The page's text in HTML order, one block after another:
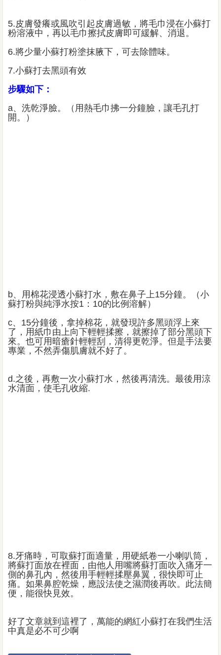
5.皮膚發癢或風吹引起皮膚過敏，將毛巾浸在小蘇打
粉溶液中，再以毛巾擦拭皮膚即可緩解、消退。
6.將少量小蘇打粉塗抹腋下，可去除體味。
7.小蘇打去黑頭有效
步驟如下：
a、洗乾淨臉。（用熱毛巾拂一分鐘臉，讓毛孔打
開。）
b、用棉花浸透小蘇打水，敷在鼻子上15分鐘。（小
蘇打粉與純淨水按1：10的比例溶解）
c、15分鐘後，拿掉棉花，就發現許多黑頭浮上來
了，用紙巾由上向下輕輕揉擦，就擦掉了部分黑頭下
來。也可用暗瘡針輕輕刮，清得更乾淨。但是手法要
專業，不然弄傷肌膚就不好了。
d.之後，再敷一次小蘇打水，然後再清洗。最後用涼
水清面，使毛孔收縮.
8.牙痛時，可取蘇打面適量，用硬紙卷一小喇叭筒，
將蘇打面放在裡面，由他人用嘴將蘇打面吹入痛牙一
側的鼻孔內，然後用手輕輕揉壓鼻翼，很快即可止
痛。如果鼻腔乾燥，應設法使之濕潤後再吹。此法簡
便，能很快見效。
好了文章就到這裡了，萬能的網紅小蘇打在我們生活
中真是必不可少啊